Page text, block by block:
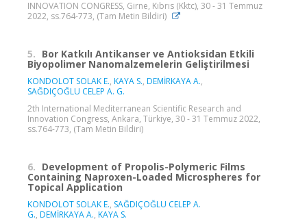
INNOVATION CONGRESS, Girne, Kıbrıs (Kktc), 30 - 31 Temmuz
2022, ss.764-773, (Tam Metin Bildiri)
5. Bor Katkılı Antikanser ve Antioksidan Etkili
Biyopolimer Nanomalzemelerin Geliştirilmesi
KONDOLOT SOLAK E., KAYA S., DEMİRKAYA A.,
SAĞDIÇOĞLU CELEP A. G.
2th International Mediterranean Scientific Research and
Innovation Congress, Ankara, Türkiye, 30 - 31 Temmuz 2022,
ss.764-773, (Tam Metin Bildiri)
6. Development of Propolis-Polymeric Films
Containing Naproxen-Loaded Microspheres for
Topical Application
KONDOLOT SOLAK E., SAĞDIÇOĞLU CELEP A.
G., DEMİRKAYA A., KAYA S.